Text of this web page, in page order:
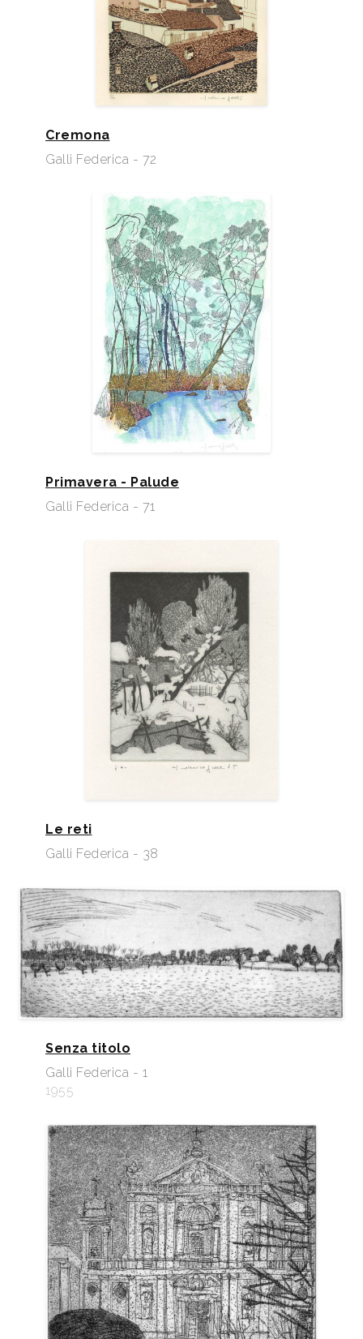
Cremona
Galli Federica - 72
Primavera - Palude
Galli Federica - 71
Le reti
Galli Federica - 38
Senza titolo
Galli Federica - 1
1955